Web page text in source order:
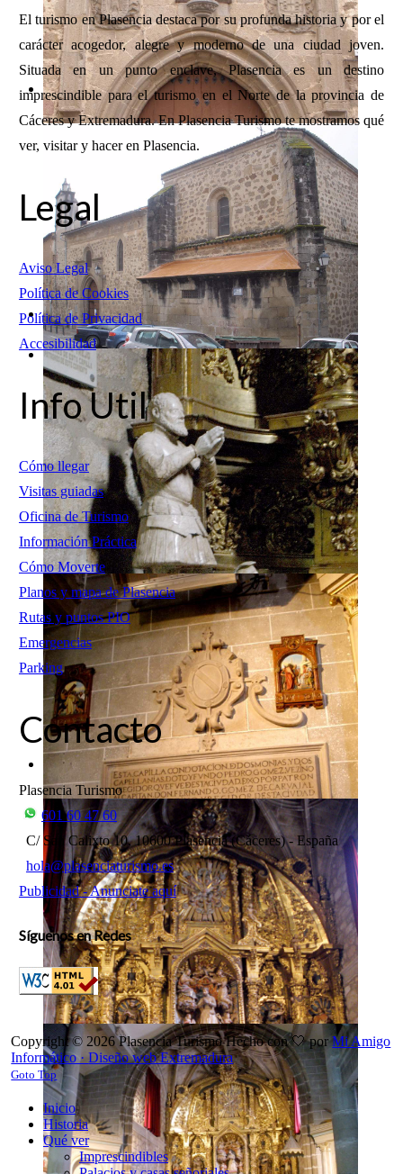
El turismo en Plasencia destaca por su profunda historia y por el
carácter acogedor, alegre y moderno de una ciudad joven.
Situada en un punto enclave, Plasencia es un destino
imprescindible para el turismo en el Norte de la provincia de
Cáceres y Extremadura. En Plasencia Turismo te mostramos qué
ver, visitar y hacer en Plasencia.
Legal
Aviso Legal
Política de Cookies
Política de Privacidad
Accesibilidad
Info Util
Cómo llegar
Visitas guiadas
Oficina de Turismo
Información Práctica
Cómo Moverte
Planos y mapa de Plasencia
Rutas y puntos PIO
Emergencias
Parking
Contacto
Plasencia Turismo
601 60 47 60
C/ San Calixto 10, 10600 Plasencia (Cáceres) - España
hola@plasenciaturismo.es
Publicidad - Anunciate aquí
Síguenos en Redes
Copyright © 2026 Plasencia TurismoHecho con 🤍 porMi Amigo
Informático ·Diseño web Extremadura
Goto Top
Inicio
Historia
Qué ver
Imprescindibles